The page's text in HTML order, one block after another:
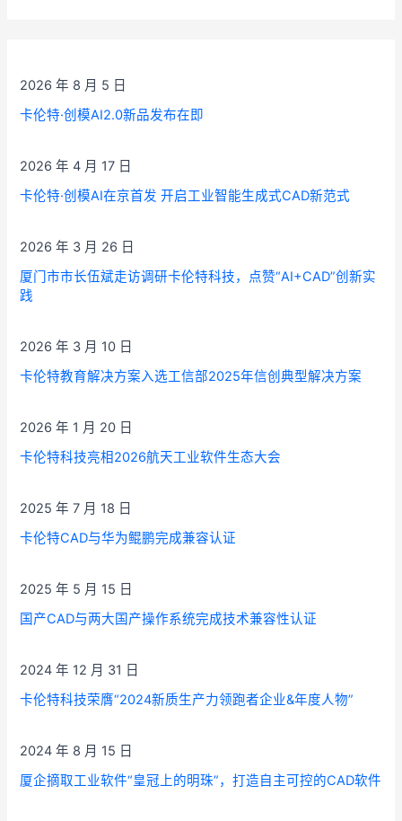
卡伦特·创模AI2.0新品发布在即
2026 年 8 月 5 日
卡伦特·创模AI在京首发 开启工业智能生成式CAD新范式
2026 年 4 月 17 日
厦门市市长伍斌走访调研卡伦特科技，点赞“AI+CAD”创新实
践
2026 年 3 月 26 日
卡伦特教育解决方案入选工信部2025年信创典型解决方案
2026 年 3 月 10 日
卡伦特科技亮相2026航天工业软件生态大会
2026 年 1 月 20 日
卡伦特CAD与华为鲲鹏完成兼容认证
2025 年 7 月 18 日
国产CAD与两大国产操作系统完成技术兼容性认证
2025 年 5 月 15 日
卡伦特科技荣膺“2024新质生产力领跑者企业&年度人物”
2024 年 12 月 31 日
厦企摘取工业软件“皇冠上的明珠”，打造自主可控的CAD软件
2024 年 8 月 15 日